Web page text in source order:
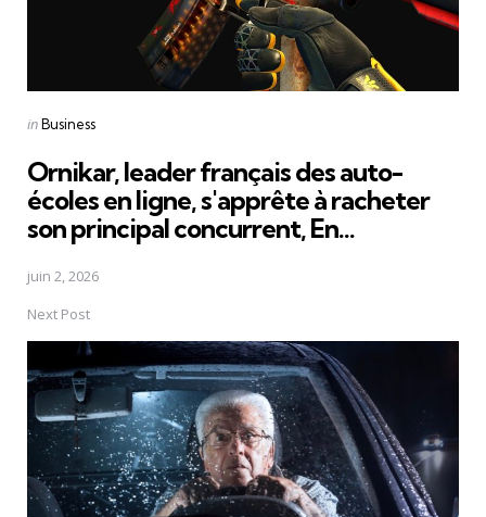
Posted
inBusiness
Ornikar, leader français des auto-
écoles en ligne, s'apprête à racheter
son principal concurrent, En...
juin 2, 2026
Next Post